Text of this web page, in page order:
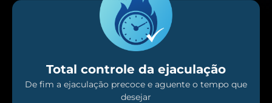
Total controle da ejaculação
De fim a ejaculação precoce e aguente o tempo que
desejar